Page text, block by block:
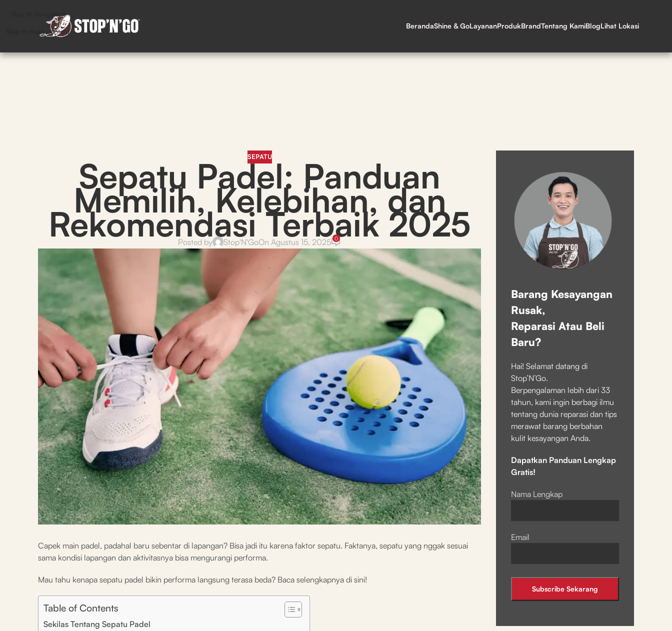
Skip to navigation
Skip to main content
BerandaShine & GoLayananProdukBrandTentang KamiBlogLihat Lokasi
SEPATU
Sepatu Padel: Panduan
Memilih, Kelebihan, dan
Rekomendasi Terbaik 2025
Posted by Stop'N'GoOn Agustus 15, 2025 0
Capek main padel, padahal baru sebentar di lapangan? Bisa jadi itu karena faktor sepatu. Faktanya, sepatu yang nggak sesuai
sama kondisi lapangan dan aktivitasnya bisa mengurangi performa.
Mau tahu kenapa sepatu padel bikin performa langsung terasa beda? Baca selengkapnya di sini!
Table of Contents
Sekilas Tentang Sepatu Padel
Barang Kesayangan
Rusak,
Reparasi Atau Beli
Baru?
Hai! Selamat datang di
Stop’N’Go.
Berpengalaman lebih dari 33
tahun, kami ingin berbagi ilmu
tentang dunia reparasi dan tips
merawat barang berbahan
kulit kesayangan Anda.
Dapatkan Panduan Lengkap
Gratis!
Nama Lengkap
Email